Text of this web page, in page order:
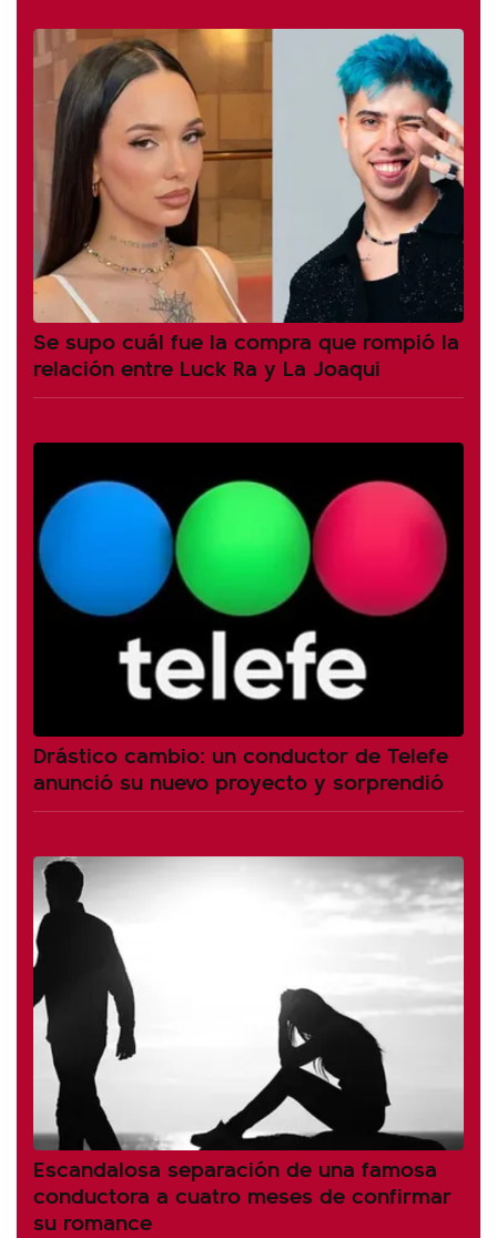
Se supo cuál fue la compra que rompió la
relación entre Luck Ra y La Joaqui
Drástico cambio: un conductor de Telefe
anunció su nuevo proyecto y sorprendió
Escandalosa separación de una famosa
conductora a cuatro meses de confirmar
su romance